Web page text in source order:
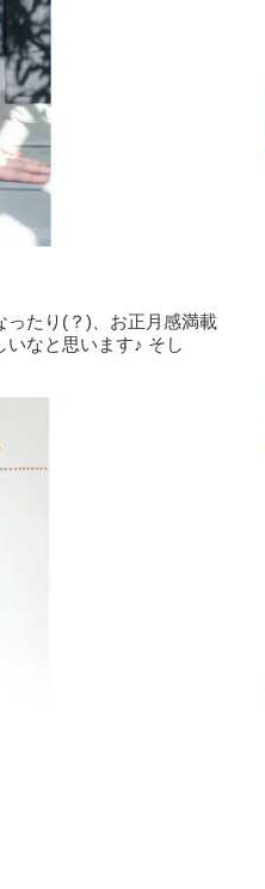
ったり(？)、お正月感満載
なと思います♪ そし